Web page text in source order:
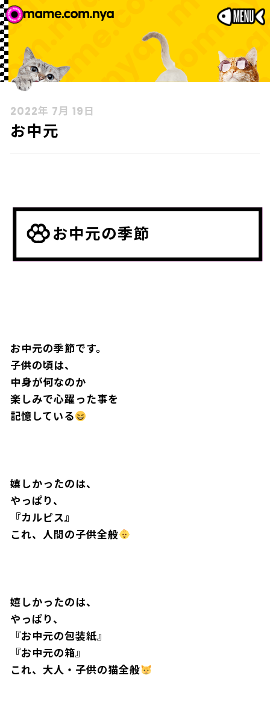
2022年 7月 19日
お中元
お中元の季節
お中元の季節です。
子供の頃は、
中身が何なのか
楽しみで心躍った事を
記憶している
嬉しかったのは、
やっぱり、
『カルピス』
これ、人間の子供全般
嬉しかったのは、
やっぱり、
『お中元の包装紙』
『お中元の箱』
これ、大人・子供の猫全般